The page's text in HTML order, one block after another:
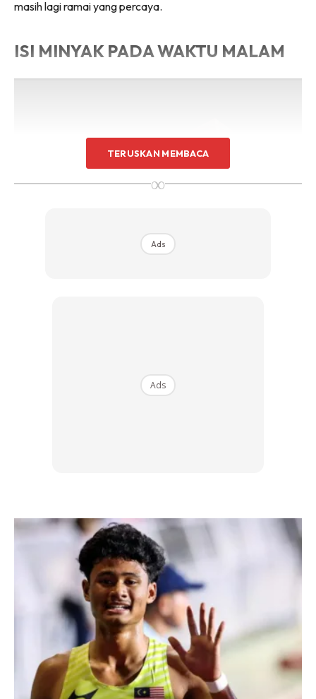
masih lagi ramai yang percaya.
ISI MINYAK PADA WAKTU MALAM
tumpat jadi tak rugilah minyak. Hakikatnya perbezaan
TERUSKAN MEMBACA
∞
Ads
Ads